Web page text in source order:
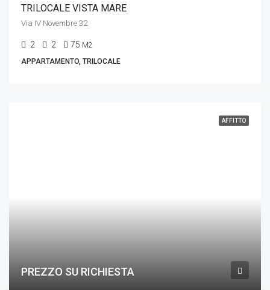
TRILOCALE VISTA MARE
Via IV Novembre 32
2 2 75 M2
APPARTAMENTO, TRILOCALE
AFFITTO
PREZZO SU RICHIESTA